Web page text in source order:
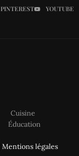
PINTEREST
YOUTUBE
Cuisine
Éducation
Mentions légales